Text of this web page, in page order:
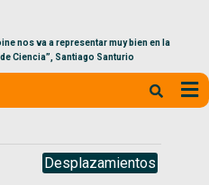
nos va a representar muy bien en la
Ciencia”, Santiago Santurio
Desplazamientos